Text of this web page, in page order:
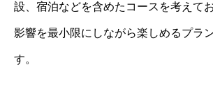
設、宿泊などを含めたコースを考えて
影響を最小限にしながら楽しめるプラ
す。